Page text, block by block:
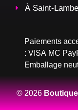
À Saint-
Paiements
: VISA MC
Emballage
© 2026